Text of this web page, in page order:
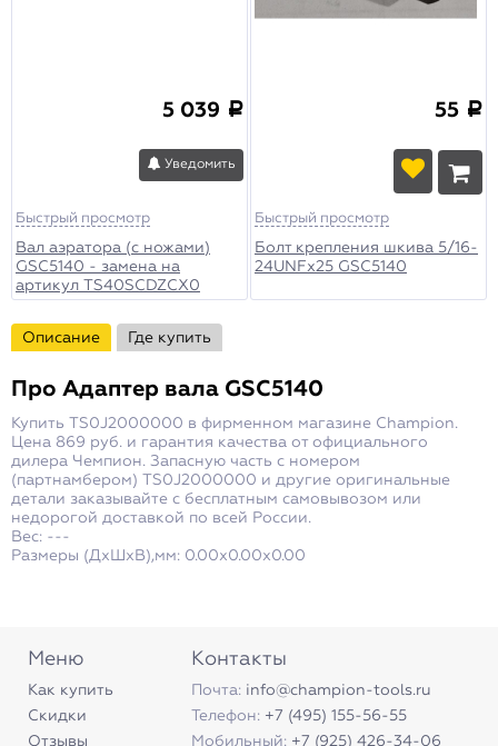
5 039 a
Уведомить
Быстрый просмотр
Вал аэратора (с ножами)
GSC5140 - замена на
артикул TS40SCDZCX0
55 a
Быстрый просмотр
Болт крепления шкива 5/16-
24UNFх25 GSC5140
Описание Где купить
Про Адаптер вала GSC5140
Купить TS0J2000000 в фирменном магазине Champion.
Цена 869 руб. и гарантия качества от официального
дилера Чемпион. Запасную часть с номером
(партнамбером) TS0J2000000 и другие оригинальные
детали заказывайте с бесплатным самовывозом или
недорогой доставкой по всей России.
Вес: ---
Размеры (ДxШxВ),мм: 0.00x0.00x0.00
Меню
Как купить
Скидки
Отзывы
Контакты
Почта: info@champion-tools.ru
Телефон: +7 (495) 155-56-55
Мобильный: +7 (925) 426-34-06